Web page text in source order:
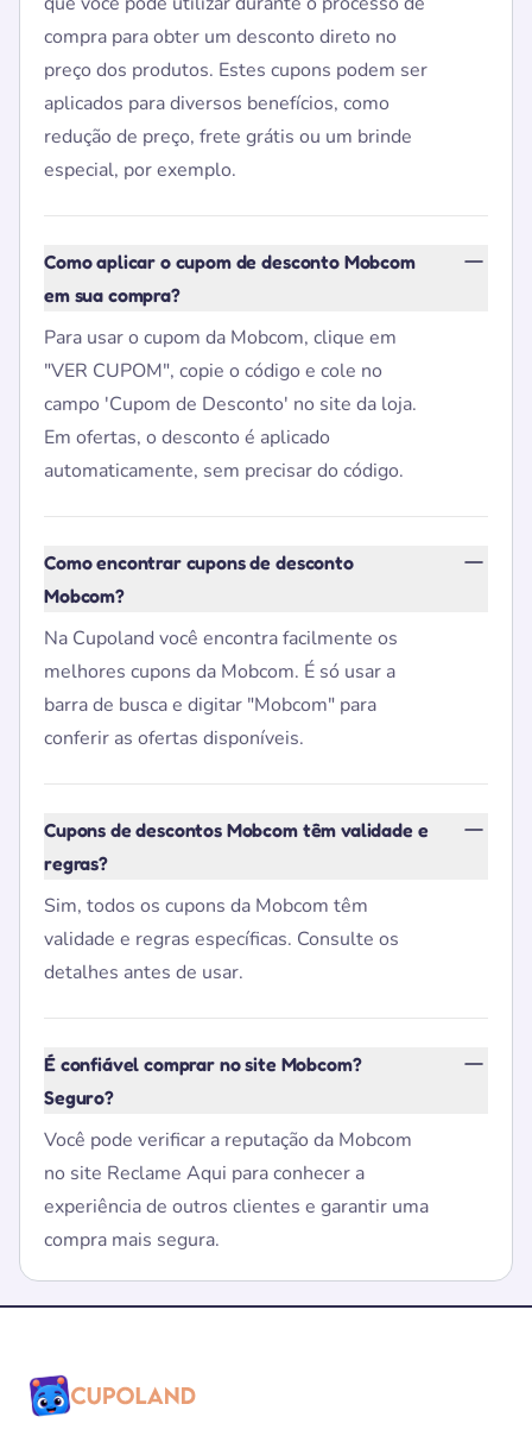
compra para obter um desconto direto no
preço dos produtos. Estes cupons podem ser
aplicados para diversos benefícios, como
redução de preço, frete grátis ou um brinde
especial, por exemplo.
Como aplicar o cupom de desconto Mobcom
em sua compra?
Para usar o cupom da Mobcom, clique em
"VER CUPOM", copie o código e cole no
campo 'Cupom de Desconto' no site da loja.
Em ofertas, o desconto é aplicado
automaticamente, sem precisar do código.
Como encontrar cupons de desconto
Mobcom?
Na Cupoland você encontra facilmente os
melhores cupons da Mobcom. É só usar a
barra de busca e digitar "Mobcom" para
conferir as ofertas disponíveis.
Cupons de descontos Mobcom têm validade e
regras?
Sim, todos os cupons da Mobcom têm
validade e regras específicas. Consulte os
detalhes antes de usar.
É confiável comprar no site Mobcom?
Seguro?
Você pode verificar a reputação da Mobcom
no site Reclame Aqui para conhecer a
experiência de outros clientes e garantir uma
compra mais segura.